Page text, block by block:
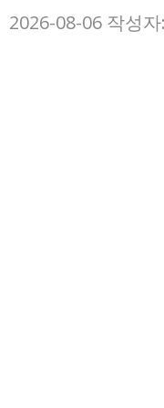
2026-08-06 작성자: